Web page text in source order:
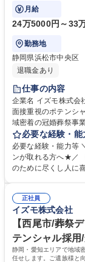
画・提案するお仕事です。
月給
24万5000円～33
勤務地
静岡県浜松市中央区
退職金あり
仕事の内容
企業名 イズモ株式会社 求人名 【浜松市/葬祭ディレクター】未経験歓
面接重視のポテンシャル採用/安定企業
域密着の冠婚葬祭事
ます。ご遺族様と向
ニーを企画・提案するお仕事です。 【仕事
迎え、ご遺族との打
ターフォローまで一
ープ内に多様な事業
ることも可能です。 募集職種 【浜松市/葬祭ディレクター】未経験歓迎！
面接重視のポテンシ
必要な経験・能
必要な経験・能力等
ンが取れる方へ★／
のために尽くし人に
い、真摯に向き合え
これまでの人生にお
行に移せる行動力を
り、未経験からでも安
学歴：大学院 大学
許普通自動車
正社員
イズモ株式会社
【西尾市/葬祭
テンシャル採用
静岡・愛知エリアで地域
任せします。ご遺族様と